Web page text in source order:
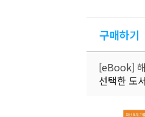
구매하기
[eBook]
선택한 도서